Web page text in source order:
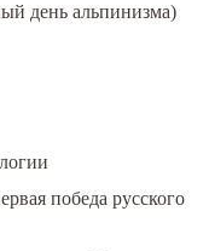
день альпинизма)
победа русского